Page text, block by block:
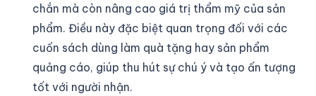
chắn mà còn nâng cao giá trị thẩm mỹ của sản
phẩm. Điều này đặc biệt quan trọng đối với các
cuốn sách dùng làm quà tặng hay sản phẩm
quảng cáo, giúp thu hút sự chú ý và tạo ấn tượng
tốt với người nhận.